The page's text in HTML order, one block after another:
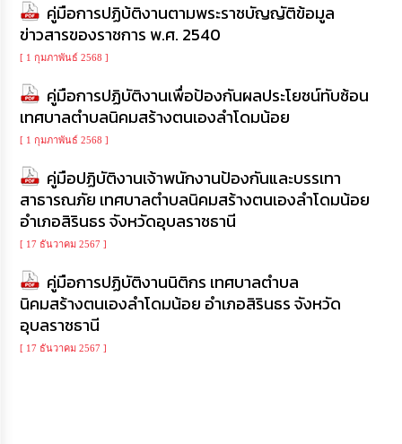
การ
จัดการ
ความ
รู้
ข้อมูล
การ
ติดต่อ
คู่มือการปฏิบ้ติงานตามพระราชบัญญัติข้อมูล
ข่าวสารของราชการ พ.ศ. 2540
[ 1 กุมภาพันธ์ 2568 ]
คู่มือการปฏิบัติงานเพื่อป้องกันผลประโยชน์ทับซ้อน
เทศบาลตำบลนิคมสร้างตนเองลำโดมน้อย
[ 1 กุมภาพันธ์ 2568 ]
คู่มือปฏิบัติงานเจ้าพนักงานป้องกันและบรรเทา
สาธารณภัย เทศบาลตำบลนิคมสร้างตนเองลำโดมน้อย
อำเภอสิรินธร จังหวัดอุบลราชธานี
[ 17 ธันวาคม 2567 ]
คู่มือการปฏิบัติงานนิติกร เทศบาลตำบล
นิคมสร้างตนเองลำโดมน้อย อำเภอสิรินธร จังหวัด
อุบลราชธานี
[ 17 ธันวาคม 2567 ]